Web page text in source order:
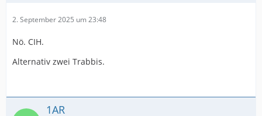
2. September 2025 um 23:48
Nö. CIH.
Alternativ zwei Trabbis.
1AR